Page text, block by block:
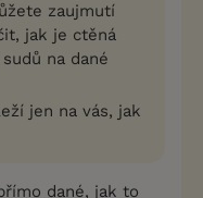
zaujmutí
jak je ctěná
na dané
jen na vás, jak
dané, jak to